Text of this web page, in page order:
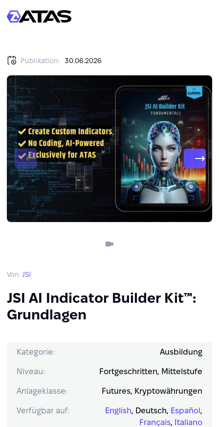
Publikation: 30.06.2026
Von JSI
JSI AI Indicator Builder Kit™:
Grundlagen
Kategorie: Ausbildung
Niveau: Fortgeschritten, Mittelstufe
Anlageklasse: Futures, Kryptowährungen
Verfügbar auf: English, Deutsch, Español,
Français, Italiano